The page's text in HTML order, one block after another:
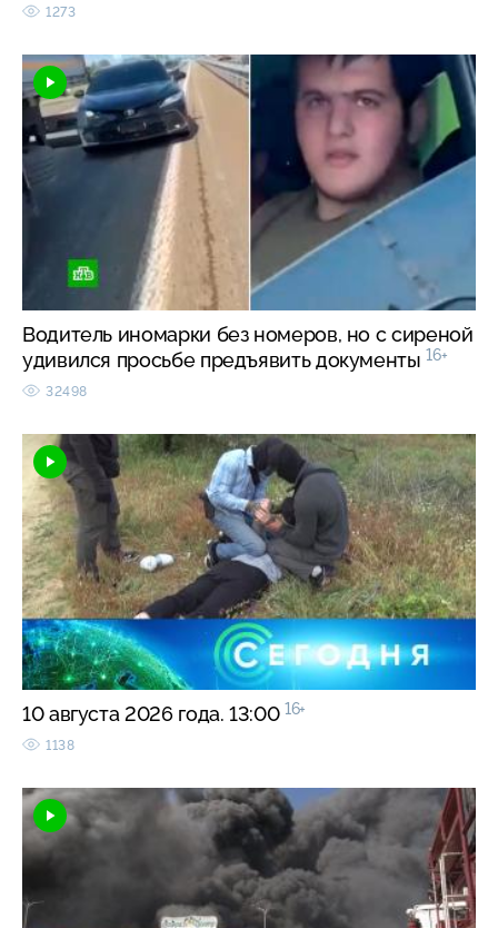
1273
Водитель иномарки без номеров, но с сиреной
удивился просьбе предъявить документы 16+
32498
10 августа 2026 года. 13:00 16+
1138